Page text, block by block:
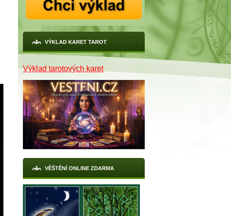
VÝKLAD KARET TAROT
Výklad tarotových karet
VĚŠTĚNÍ ONLINE ZDARMA